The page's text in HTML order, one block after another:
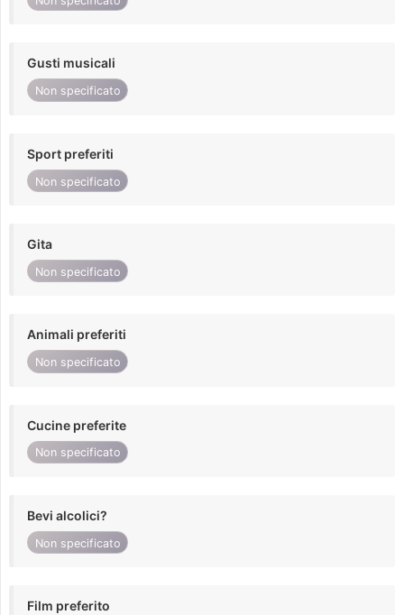
Gusti musicali
Non specificato
Sport preferiti
Non specificato
Gita
Non specificato
Animali preferiti
Non specificato
Cucine preferite
Non specificato
Bevi alcolici?
Non specificato
Film preferito